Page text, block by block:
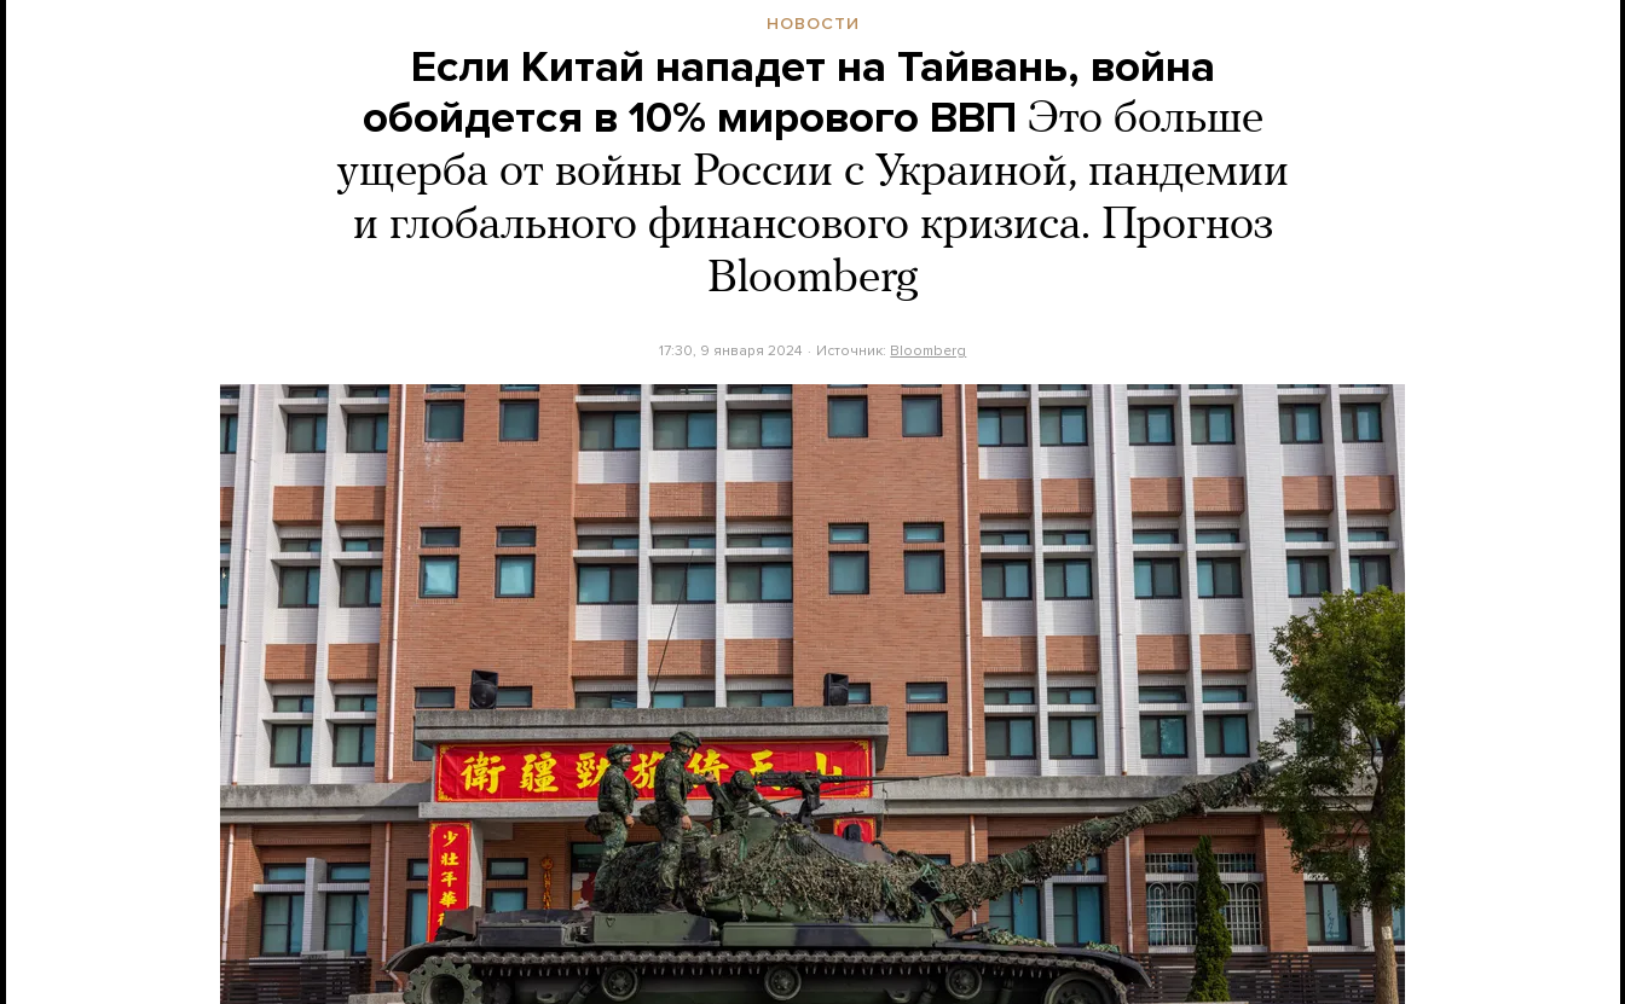
НОВОСТИ
Если Китай нападет на Тайвань, война
обойдется в 10% мирового ВВП Это больше
ущерба от войны России с Украиной, пандемии
и глобального финансового кризиса. Прогноз
Bloomberg
17:30, 9 января 2024 Источник: Bloomberg